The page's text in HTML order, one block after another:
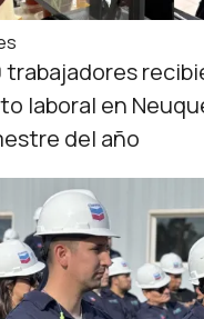
trabajadores
laboral en
del año